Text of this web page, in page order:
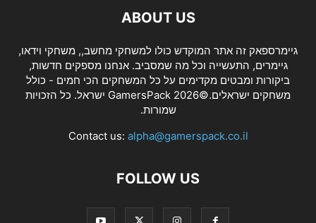
ABOUT US
גיימרספאק זה אתר המוקדש כולו למשחקי מחשב,, משחקי וידאו,
גיימרים, התעשייה וכל מה שמסביב. אנחנו מספקים חדשות,
ביקורות ומבטים מקדימים על כל המשחקים הכי חמים - כולל
משחקים ישראלים.©2026 GamersPack ישראל. כל הזכויות
שמורות.
Contact us: alpha@gamerspack.co.il
FOLLOW US